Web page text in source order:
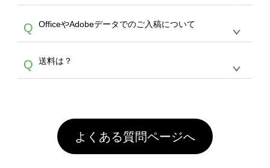
ます。 【付与ポイント】購入金額の1％が1ポ
イントとして付与され、次回ご注文時に1ポイ
ント＝1円としてお使いいただけます。ポイン
トは発送完了の翌日に付与され、次回ご注文時
からご利用頂けます。ポイントの有効期限は一
年間です。【会員ランク】過去10カ月のご注
文回数により会員ランク割引(最大5%)が適用
頂いても、ログインがされていなければ、ラン
クにカウントがされません。
A
意点（前処理剤）】カラー生地（Tシャツのホ
ワイト、トートバッグのナチュラル、ホワイト
といって、プリントを定着させるための処理剤
を塗布しており、短納期・低価格で商品をお届
害な性質で、水洗いで落とすことが可能です。
お手数ですが、お客様ご自身にて着用前に落と
していただけますようお願いいたします。※1
通常注文・直送機能でのご注文に関わらず、前
Q OfficeやAdobeデータでのご入稿について
A
ません。いずれのデータも該当デザインのみ画
像(JPEG,PNG,GIF,PDF)に変換、またはAdobe
Q 送料は？
引」などによるお値引きで4,000円未満になる
場合は送料がかかりますので、ご注意くださ
い。
よくある質問ページへ